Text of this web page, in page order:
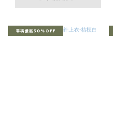
零碼優惠30%OFF